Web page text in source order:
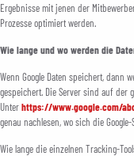
Ergebnisse mit jenen der
Prozesse optimiert werden.
Wie lange und wo werden die
Wenn Google Daten speichert, dann
gespeichert. Die Server sind auf der
Unterhttps://www.google.com/
genau nachlesen, wo sich die
Wie lange die einzelnen Tracking-